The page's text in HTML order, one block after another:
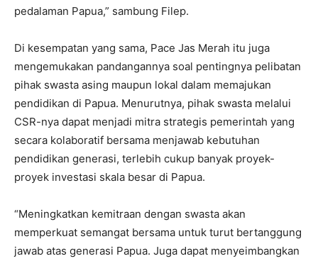
pedalaman Papua,” sambung Filep.
Di kesempatan yang sama, Pace Jas Merah itu juga
mengemukakan pandangannya soal pentingnya pelibatan
pihak swasta asing maupun lokal dalam memajukan
pendidikan di Papua. Menurutnya, pihak swasta melalui
CSR-nya dapat menjadi mitra strategis pemerintah yang
secara kolaboratif bersama menjawab kebutuhan
pendidikan generasi, terlebih cukup banyak proyek-
proyek investasi skala besar di Papua.
“Meningkatkan kemitraan dengan swasta akan
memperkuat semangat bersama untuk turut bertanggung
jawab atas generasi Papua. Juga dapat menyeimbangkan